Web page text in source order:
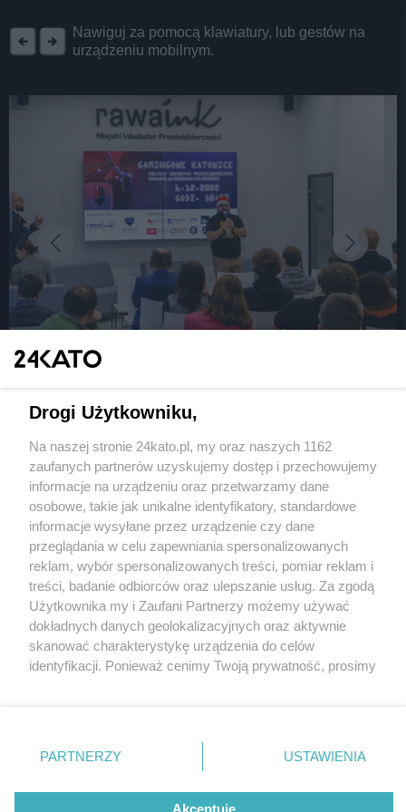
Nawiguj za pomocą klawiatury, lub gestów na
urządzeniu mobilnym.
Gamingowych Katowic. W programie m.in.
1 / 2
Gamingowe Katowice
To już trzecia edycja Gamingowych Katowic.
Wydawca mediów lokalnych
Nie zapomnij
zapoznać się z:
polityką prywatności regulamin korzystania z portali
Twojemiasto
Piekary Śląskie
Chorzów
Tarnowskie Góry
Gliwice
Skontakuj sięz nami
Kontakt
Wydawca
Redakcja
Drogi Użytkowniku,
Na naszej stronie 24kato.pl, my oraz naszych 1162
zaufanych partnerów uzyskujemy dostęp i przechowujemy
informacje na urządzeniu oraz przetwarzamy dane
osobowe, takie jak unikalne identyfikatory, standardowe
informacje wysyłane przez urządzenie czy dane
przeglądania w celu zapewniania spersonalizowanych
reklam, wybór spersonalizowanych treści, pomiar reklam i
treści, badanie odbiorców oraz ulepszanie usług. Za zgodą
Użytkownika my i Zaufani Partnerzy możemy używać
dokładnych danych geolokalizacyjnych oraz aktywnie
skanować charakterystykę urządzenia do celów
identyfikacji. Ponieważ cenimy Twoją prywatność, prosimy
prywatności znajdujący się w lewym dolnym rogu strony
. Niektóre rodzaje przetwarzania danych nie wymagają
zgody użytkownika, ale masz prawo sprzeciwić się
takiemu przetwarzaniu. Preferencje będą miały
PARTNERZY USTAWIENIA
Akceptuję